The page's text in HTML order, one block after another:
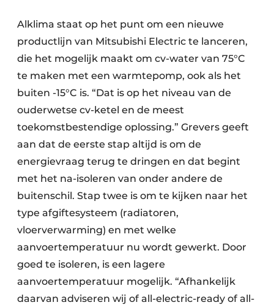
Alklima staat op het punt om een nieuwe
productlijn van Mitsubishi Electric te lanceren,
die het mogelijk maakt om cv-water van 75°C
te maken met een warmtepomp, ook als het
buiten -15°C is. “Dat is op het niveau van de
ouderwetse cv-ketel en de meest
toekomstbestendige oplossing.” Grevers geeft
aan dat de eerste stap altijd is om de
energievraag terug te dringen en dat begint
met het na-isoleren van onder andere de
buitenschil. Stap twee is om te kijken naar het
type afgiftesysteem (radiatoren,
vloerverwarming) en met welke
aanvoertemperatuur nu wordt gewerkt. Door
goed te isoleren, is een lagere
aanvoertemperatuur mogelijk. “Afhankelijk
daarvan adviseren wij of all-electric-ready of all-